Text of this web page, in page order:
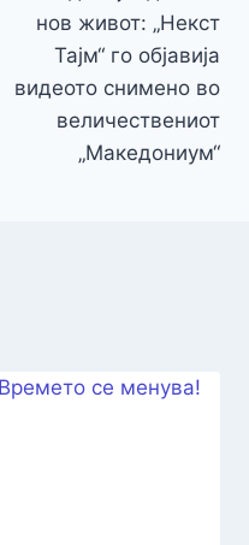
нов живот: „Некст
Тајм“ го објавија
видеото снимено во
величествениот
„Македониум“